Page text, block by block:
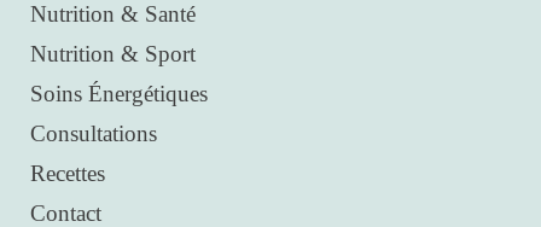
Nutrition & Santé
Nutrition & Sport
Soins Énergétiques
Consultations
Recettes
Contact